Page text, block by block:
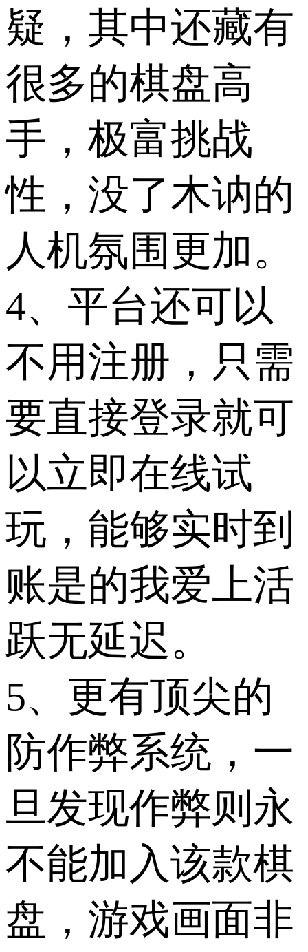
疑，其中还藏有
很多的棋盘高
手，极富挑战
性，没了木讷的
人机氛围更加。
4、平台还可以
不用注册，只需
要直接登录就可
以立即在线试
玩，能够实时到
账是的我爱上活
跃无延迟。
5、更有顶尖的
防作弊系统，一
旦发现作弊则永
不能加入该款棋
盘，游戏画面非